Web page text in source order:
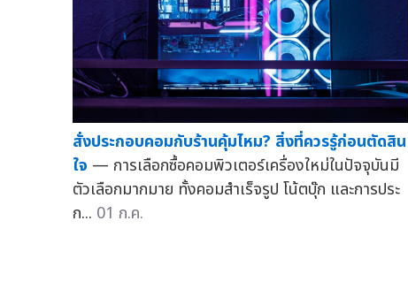
สั่งประกอบคอมกับร้านคุ้มไหม? สิ่งที่ควรรู้ก่อนตัดสิน
ใจ — การเลือกซื้อคอมพิวเตอร์เครื่องใหม่ในปัจจุบันมี
ตัวเลือกมากมาย ทั้งคอมสำเร็จรูป โน้ตบุ๊ก และการประ
ก... 01 ก.ค.